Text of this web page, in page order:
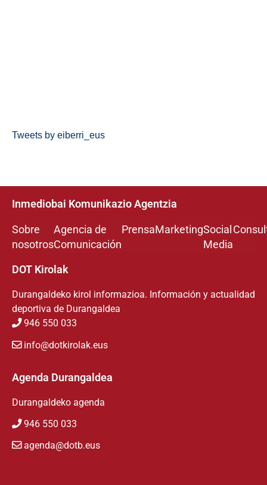
Tweets by eiberri_eus
Inmediobai Komunikazio Agentzia
Sobre
nosotros
Agencia de
Comunicación
PrensaMarketingSocial
Media
DOT Kirolak
Durangaldeko kirol informazioa. Información y actualidad
deportiva de Durangaldea
946 550 033
info@dotkirolak.eus
Agenda Durangaldea
Durangaldeko agenda
946 550 033
agenda@dotb.eus